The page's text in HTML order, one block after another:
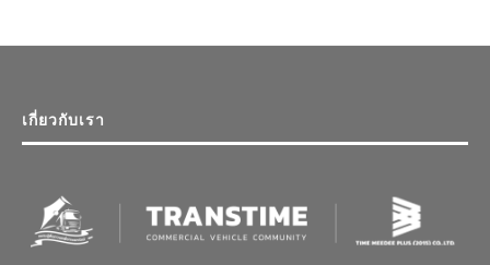
เกี่ยวกับเรา